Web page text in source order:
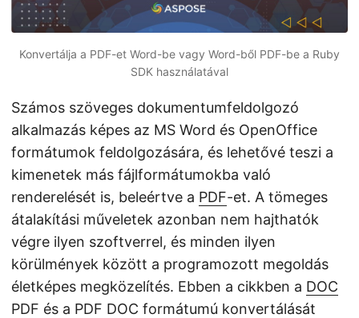
Konvertálja a PDF-et Word-be vagy Word-ből PDF-be a Ruby
SDK használatával
Számos szöveges dokumentumfeldolgozó
alkalmazás képes az MS Word és OpenOffice
formátumok feldolgozására, és lehetővé teszi a
kimenetek más fájlformátumokba való
renderelését is, beleértve a PDF-et. A tömeges
átalakítási műveletek azonban nem hajthatók
végre ilyen szoftverrel, és minden ilyen
körülmények között a programozott megoldás
életképes megközelítés. Ebben a cikkben a DOC
PDF és a PDF DOC formátumú konvertálását